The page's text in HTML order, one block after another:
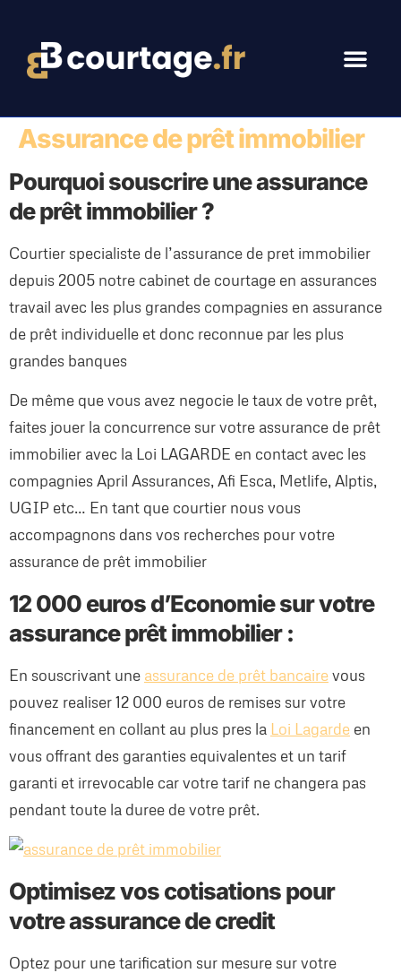
Assurance de prêt immobilier
Pourquoi souscrire une assurance
de prêt immobilier ?
Courtier specialiste de l’assurance de pret immobilier
depuis 2005 notre cabinet de courtage en assurances
travail avec les plus grandes compagnies en assurance
de prêt individuelle et donc reconnue par les plus
grandes banques
De même que vous avez negocie le taux de votre prêt,
faites jouer la concurrence sur votre assurance de prêt
immobilier avec la Loi LAGARDE en contact avec les
compagnies April Assurances, Afi Esca, Metlife, Alptis,
UGIP etc… En tant que courtier nous vous
accompagnons dans vos recherches pour votre
assurance de prêt immobilier
12 000 euros d’Economie sur votre
assurance prêt immobilier :
En souscrivant une assurance de prêt bancairevous
pouvez realiser 12 000 euros de remises sur votre
financement en collant au plus pres la Loi Lagarde en
vous offrant des garanties equivalentes et un tarif
garanti et irrevocable car votre tarif ne changera pas
pendant toute la duree de votre prêt.
Optimisez vos cotisations pour
votre assurance de credit
Optez pour une tarification sur mesure sur votre